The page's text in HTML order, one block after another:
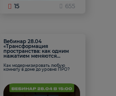
15 655
Вебинар 28.04
«Трансформация
пространства: как одним
нажатием меняются
Как модернизировать любую
комнату в доме до уровня ПРО?